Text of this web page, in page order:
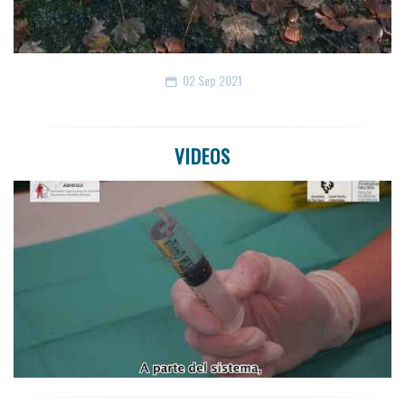
02Sep 2021
VIDEOS